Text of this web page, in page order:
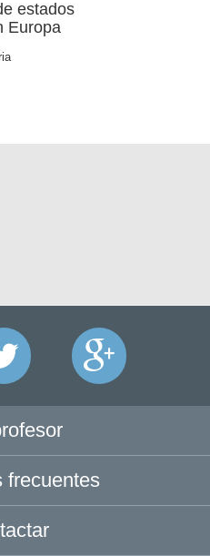
estados
Europa
frecuentes